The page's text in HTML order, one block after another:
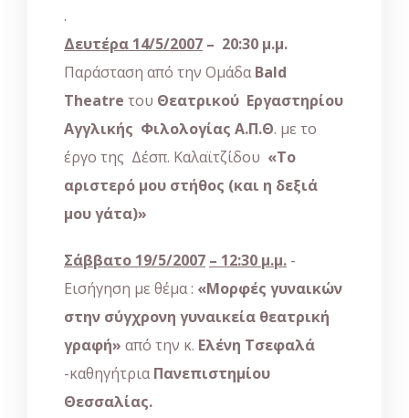
.
Δευτέρα 14/5/2007 – 20:30 μ.μ.
Παράσταση από την ΟμάδαBald
Theatre του Θεατρικού Εργαστηρίου
Αγγλικής Φιλολογίας Α.Π.Θ. με το
έργο της Δέσπ. Καλαϊτζίδου «Το
αριστερό μου στήθος (και η δεξιά
μου γάτα)»
Σάββατο 19/5/2007 – 12:30 μ.μ. -
Εισήγηση με θέμα : «Μορφές γυναικών
στην σύγχρονη γυναικεία θεατρική
γραφή» από την κ. Ελένη Τσεφαλά
-καθηγήτριαΠανεπιστημίου
Θεσσαλίας.